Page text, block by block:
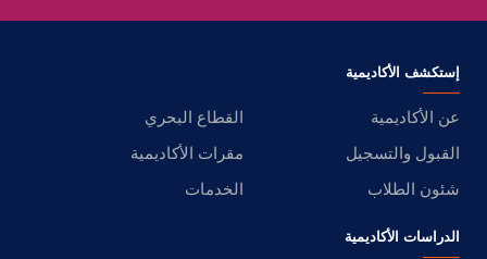
إستكشف الأكاديمية
عن الأكاديمية
القطاع البحري
القبول والتسجيل
مقرات الأكاديمية
شئون الطلاب
الخدمات
الدراسات الأكاديمية